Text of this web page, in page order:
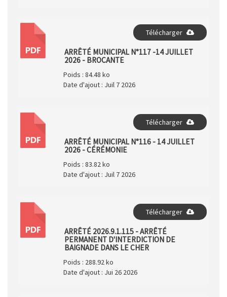
PDF
Télécharger
ARRÊTÉ MUNICIPAL N°117 -14 JUILLET
2026 - BROCANTE
Poids : 84.48 ko
Date d'ajout : Juil 7 2026
PDF
Télécharger
ARRÊTÉ MUNICIPAL N°116 - 14 JUILLET
2026 - CÉRÉMONIE
Poids : 83.82 ko
Date d'ajout : Juil 7 2026
PDF
Télécharger
ARRÊTÉ 2026.9.1.115 - ARRÊTÉ
PERMANENT D'INTERDICTION DE
BAIGNADE DANS LE CHER
Poids : 288.92 ko
Date d'ajout : Jui 26 2026